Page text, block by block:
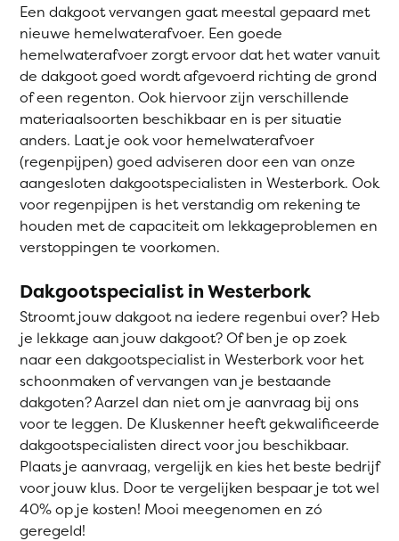
Een dakgoot vervangen gaat meestal gepaard met
nieuwe hemelwaterafvoer. Een goede
hemelwaterafvoer zorgt ervoor dat het water vanuit
de dakgoot goed wordt afgevoerd richting de grond
of een regenton. Ook hiervoor zijn verschillende
materiaalsoorten beschikbaar en is per situatie
anders. Laat je ook voor hemelwaterafvoer
(regenpijpen) goed adviseren door een van onze
aangesloten dakgootspecialisten in Westerbork. Ook
voor regenpijpen is het verstandig om rekening te
houden met de capaciteit om lekkageproblemen en
verstoppingen te voorkomen.
Dakgootspecialist in Westerbork
Stroomt jouw dakgoot na iedere regenbui over? Heb
je lekkage aan jouw dakgoot? Of ben je op zoek
naar een dakgootspecialist in Westerbork voor het
schoonmaken of vervangen van je bestaande
dakgoten? Aarzel dan niet om je aanvraag bij ons
voor te leggen. De Kluskenner heeft gekwalificeerde
dakgootspecialisten direct voor jou beschikbaar.
Plaats je aanvraag, vergelijk en kies het beste bedrijf
voor jouw klus. Door te vergelijken bespaar je tot wel
40% op je kosten! Mooi meegenomen en zó
geregeld!